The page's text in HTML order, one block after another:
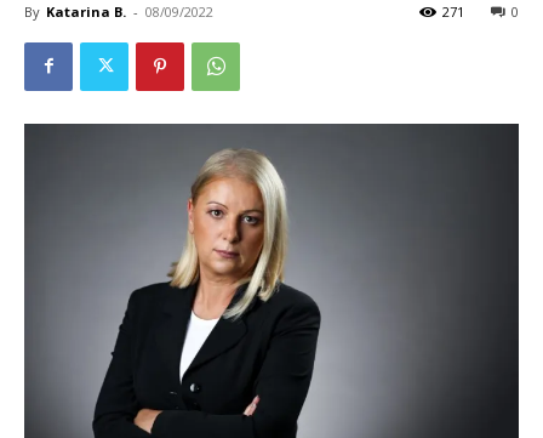
By Katarina B. - 08/09/2022 0
271